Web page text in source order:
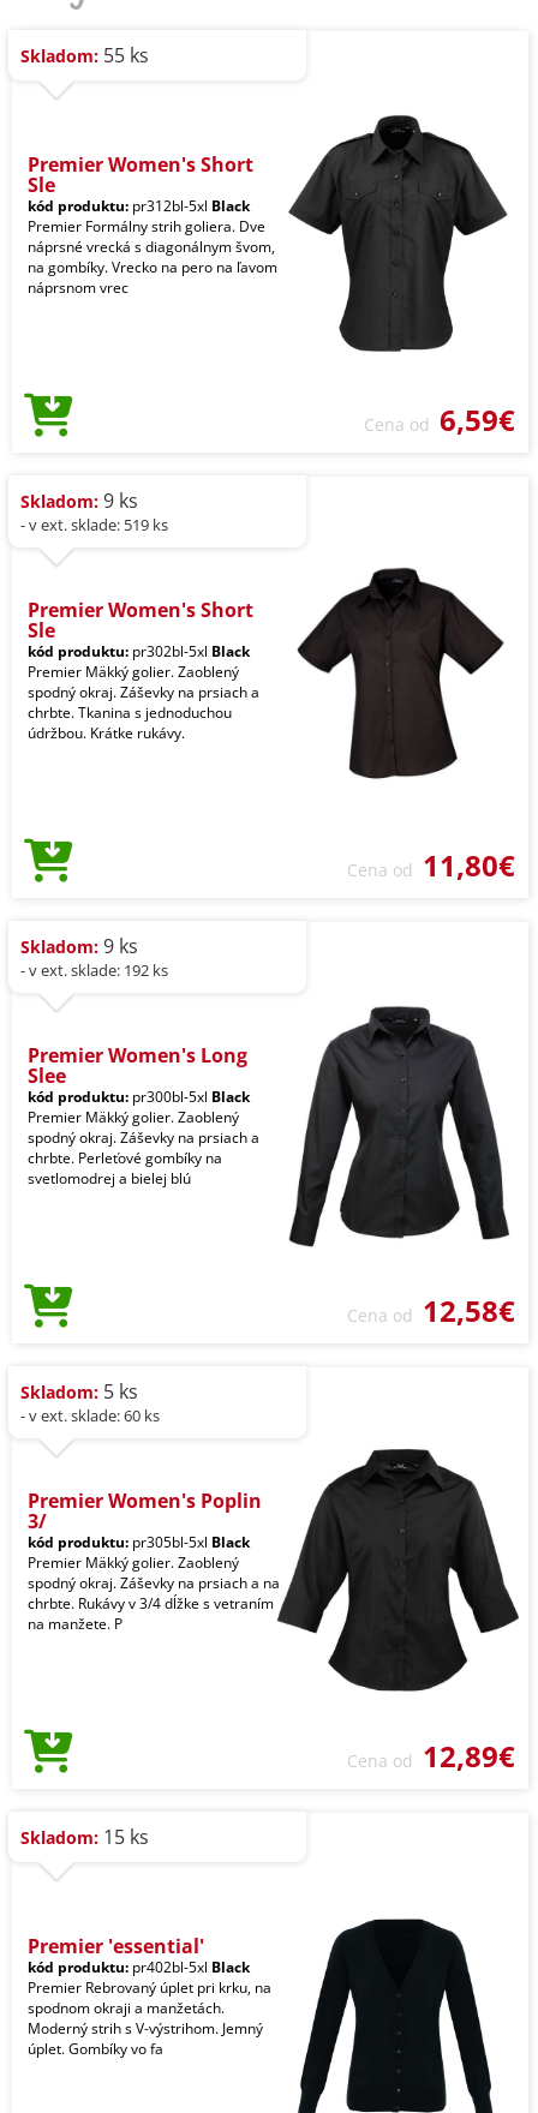
Skladom: 55 ks
Premier Women's Short
Sle
kód produktu: pr312bl-5xl Black
Premier Formálny strih goliera. Dve
náprsné vrecká s diagonálnym švom,
na gombíky. Vrecko na pero na ľavom
náprsnom vrec
Cena od 6,59€
Skladom: 9 ks
- v ext. sklade: 519 ks
Premier Women's Short
Sle
kód produktu: pr302bl-5xl Black
Premier Mäkký golier. Zaoblený
spodný okraj. Záševky na prsiach a
chrbte. Tkanina s jednoduchou
údržbou. Krátke rukávy.
Cena od 11,80€
Skladom: 9 ks
- v ext. sklade: 192 ks
Premier Women's Long
Slee
kód produktu: pr300bl-5xl Black
Premier Mäkký golier. Zaoblený
spodný okraj. Záševky na prsiach a
chrbte. Perleťové gombíky na
svetlomodrej a bielej blú
Cena od 12,58€
Skladom: 5 ks
- v ext. sklade: 60 ks
Premier Women's Poplin
3/
kód produktu: pr305bl-5xl Black
Premier Mäkký golier. Zaoblený
spodný okraj. Záševky na prsiach a na
chrbte. Rukávy v 3/4 dĺžke s vetraním
na manžete. P
Cena od 12,89€
Skladom: 15 ks
Premier 'essential'
kód produktu: pr402bl-5xl Black
Premier Rebrovaný úplet pri krku, na
spodnom okraji a manžetách.
Moderný strih s V-výstrihom. Jemný
úplet. Gombíky vo fa